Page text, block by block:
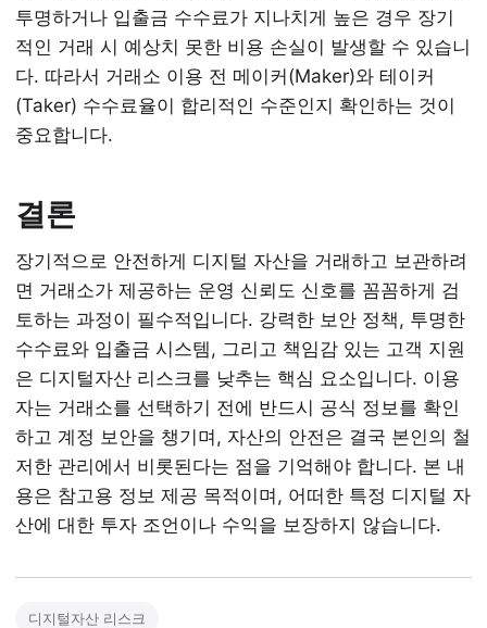
투명하거나 입출금 수수료가 지나치게 높은 경우 장기
적인 거래 시 예상치 못한 비용 손실이 발생할 수 있습니
다. 따라서 거래소 이용 전 메이커(Maker)와 테이커
(Taker) 수수료율이 합리적인 수준인지 확인하는 것이
중요합니다.
결론
장기적으로 안전하게 디지털 자산을 거래하고 보관하려
면 거래소가 제공하는 운영 신뢰도 신호를 꼼꼼하게 검
토하는 과정이 필수적입니다. 강력한 보안 정책, 투명한
수수료와 입출금 시스템, 그리고 책임감 있는 고객 지원
은 디지털자산 리스크를 낮추는 핵심 요소입니다. 이용
자는 거래소를 선택하기 전에 반드시 공식 정보를 확인
하고 계정 보안을 챙기며, 자산의 안전은 결국 본인의 철
저한 관리에서 비롯된다는 점을 기억해야 합니다. 본 내
용은 참고용 정보 제공 목적이며, 어떠한 특정 디지털 자
산에 대한 투자 조언이나 수익을 보장하지 않습니다.
디지털자산 리스크